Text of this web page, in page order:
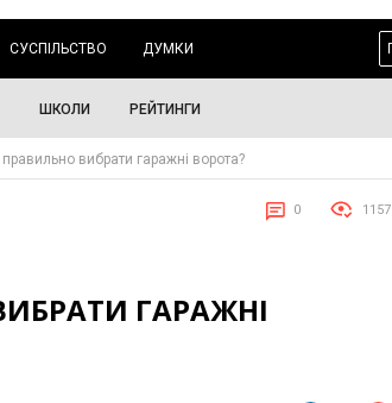
СУСПІЛЬСТВО ДУМКИ
ШКОЛИ РЕЙТИНГИ
вибрати гаражні ворота?
0 1157
ГАРАЖНІ